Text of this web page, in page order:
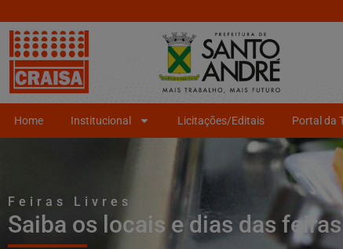
Home Institucional Licitações/Editais Portal da
Feiras Livres
Saiba os locais e dias das